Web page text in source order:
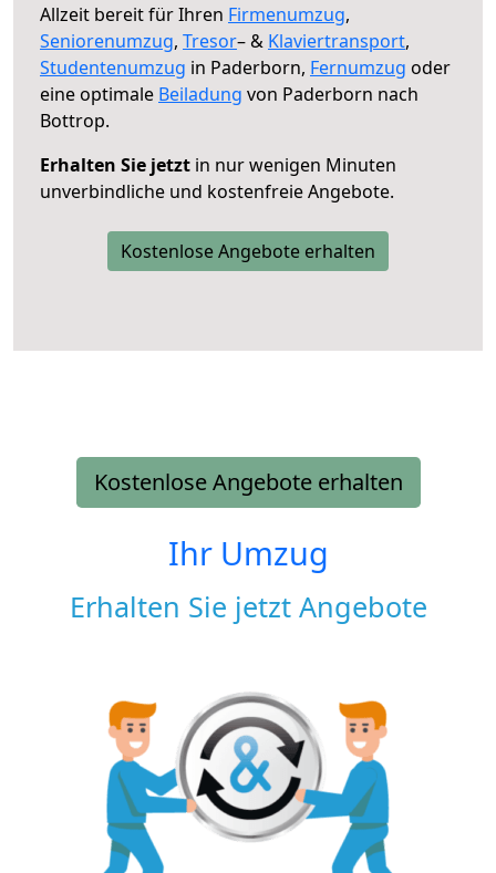
Allzeit bereit für Ihren Firmenumzug,
Seniorenumzug, Tresor– & Klaviertransport,
Studentenumzug in Paderborn, Fernumzug oder
eine optimale Beiladung von Paderborn nach
Bottrop.
Erhalten Sie jetzt in nur wenigen Minuten
unverbindliche und kostenfreie Angebote.
Kostenlose Angebote erhalten
Kostenlose Angebote erhalten
Ihr Umzug
Erhalten Sie jetzt Angebote